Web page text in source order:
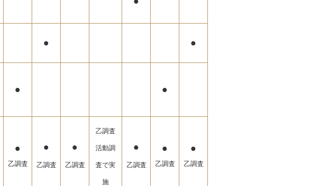
● ●
● ●
●
乙調査
●
乙調査
●
乙調査
乙調査
活動調
査で実
施
●
乙調査
●
乙調査
●
乙調査